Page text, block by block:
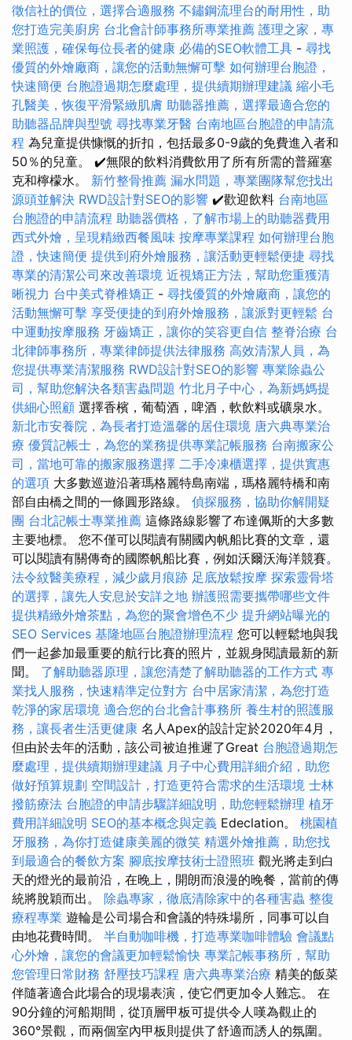
徵信社的價位，選擇合適服務 不鏽鋼流理台的耐用性，助
您打造完美廚房 台北會計師事務所專業推薦 護理之家，專
業照護，確保每位長者的健康 必備的SEO軟體工具 - 尋找
優質的外燴廠商，讓您的活動無懈可擊 如何辦理台胞證，
快速簡便 台胞證過期怎麼處理，提供續期辦理建議 縮小毛
孔醫美，恢復平滑緊緻肌膚 助聽器推薦，選擇最適合您的
助聽器品牌與型號 尋找專業牙醫 台南地區台胞證的申請流
程 為兒童提供慷慨的折扣，包括最多0-9歲的免費進入者和
50％的兒童。 ✔️無限的飲料消費飲用了所有所需的普羅塞
克和檸檬水。 新竹整骨推薦 漏水問題，專業團隊幫您找出
源頭並解決 RWD設計對SEO的影響 ✔️歡迎飲料 台南地區
台胞證的申請流程 助聽器價格，了解市場上的助聽器費用
西式外燴，呈現精緻西餐風味 按摩專業課程 如何辦理台胞
證，快速簡便 提供到府外燴服務，讓活動更輕鬆便捷 尋找
專業的清潔公司來改善環境 近視矯正方法，幫助您重獲清
晰視力 台中美式脊椎矯正 - 尋找優質的外燴廠商，讓您的
活動無懈可擊 享受便捷的到府外燴服務，讓派對更輕鬆 台
中運動按摩服務 牙齒矯正，讓你的笑容更自信 整脊治療 台
北律師事務所，專業律師提供法律服務 高效清潔人員，為
您提供專業清潔服務 RWD設計對SEO的影響 專業除蟲公
司，幫助您解決各類害蟲問題 竹北月子中心，為新媽媽提
供細心照顧 選擇香檳，葡萄酒，啤酒，軟飲料或礦泉水。
新北市安養院，為長者打造溫馨的居住環境 唐六典專業治
療 優質記帳士，為您的業務提供專業記帳服務 台南搬家公
司，當地可靠的搬家服務選擇 二手冷凍櫃選擇，提供實惠
的選項 大多數巡遊沿著瑪格麗特島南端，瑪格麗特橋和南
部自由橋之間的一條圓形路線。 偵探服務，協助你解開疑
團 台北記帳士專業推薦 這條路線影響了布達佩斯的大多數
主要地標。 您不僅可以閱讀有關國內帆船比賽的文章，還
可以閱讀有關傳奇的國際帆船比賽，例如沃爾沃海洋競賽。
法令紋醫美療程，減少歲月痕跡 足底放鬆按摩 探索靈骨塔
的選擇，讓先人安息於安詳之地 辦護照需要攜帶哪些文件
提供精緻外燴茶點，為您的聚會增色不少 提升網站曝光的
SEO Services 基隆地區台胞證辦理流程 您可以輕鬆地與我
們一起參加最重要的航行比賽的照片，並親身閱讀最新的新
聞。 了解助聽器原理，讓您清楚了解助聽器的工作方式 專
業找人服務，快速精準定位對方 台中居家清潔，為您打造
乾淨的家居環境 適合您的台北會計事務所 養生村的照護服
務，讓長者生活更健康 名人Apex的設計定於2020年4月，
但由於去年的活動，該公司被迫推遲了Great 台胞證過期怎
麼處理，提供續期辦理建議 月子中心費用詳細介紹，助您
做好預算規劃 空間設計，打造更符合需求的生活環境 士林
撥筋療法 台胞證的申請步驟詳細說明，助您輕鬆辦理 植牙
費用詳細說明 SEO的基本概念與定義 Edeclation。 桃園植
牙服務，為你打造健康美麗的微笑 精選外燴推薦，助您找
到最適合的餐飲方案 腳底按摩技術士證照班 觀光將走到白
天的燈光的最前沿，在晚上，開朗而浪漫的晚餐，當前的傳
統將脫穎而出。 除蟲專家，徹底清除家中的各種害蟲 整復
療程專業 遊輪是公司場合和會議的特殊場所，同事可以自
由地花費時間。 半自動咖啡機，打造專業咖啡體驗 會議點
心外燴，讓您的會議更加輕鬆愉快 專業記帳事務所，幫助
您管理日常財務 舒壓技巧課程 唐六典專業治療 精美的飯菜
伴隨著適合此場合的現場表演，使它們更加令人難忘。 在
90分鐘的河船期間，從頂層甲板可提供令人嘆為觀止的
360°景觀，而兩個室內甲板則提供了舒適而誘人的氛圍。